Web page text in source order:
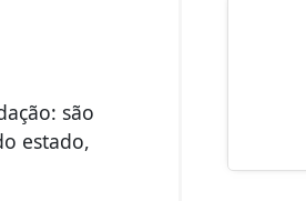
são
estado,